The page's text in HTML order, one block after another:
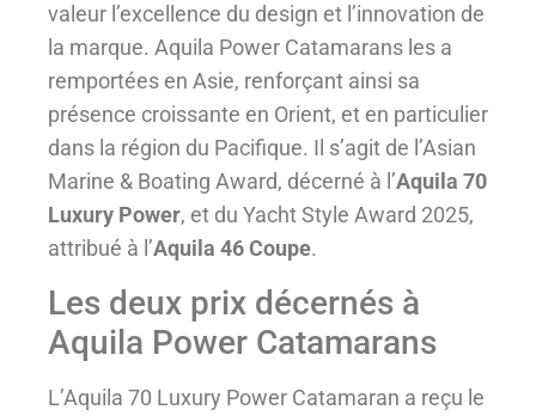
valeur l’excellence du design et l’innovation de
la marque. Aquila Power Catamarans les a
remportées en Asie, renforçant ainsi sa
présence croissante en Orient, et en particulier
dans la région du Pacifique. Il s’agit de l’Asian
Marine & Boating Award, décerné à l’Aquila 70
Luxury Power, et du Yacht Style Award 2025,
attribué à l’Aquila 46 Coupe.
Les deux prix décernés à
Aquila Power Catamarans
L’Aquila 70 Luxury Power Catamaran a reçu le